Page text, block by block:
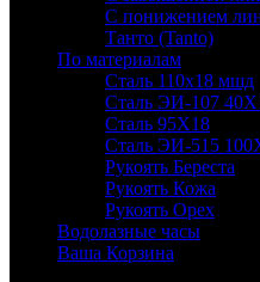
С понижением
Танто (Tanto)
По материалам
Сталь 110х18 мшд
Сталь ЭИ-107
Сталь 95Х18
Сталь ЭИ-515
Рукоять Береста
Рукоять Кожа
Рукоять Орех
Водолазные часы
Ваша Корзина